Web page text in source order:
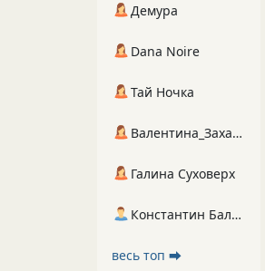
Демура
Dana Noire
Тай Ночка
Валентина_Захарова
Галина Суховерх
Константин Балухта
весь топ ⮕